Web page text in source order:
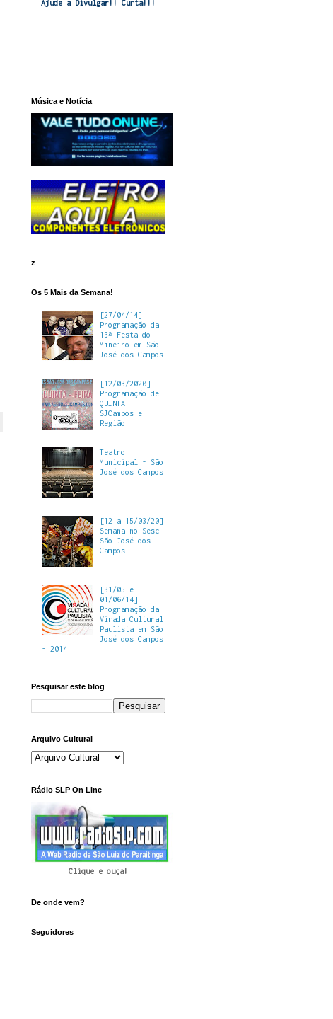
Ajude a Divulgar!! Curta!!!
Música e Notícia
z
Os 5 Mais da Semana!
[27/04/14]
Programação da
13ª Festa do
Mineiro em São
José dos Campos
[12/03/2020]
Programação de
QUINTA -
SJCampos e
Região!
Teatro
Municipal - São
José dos Campos
[12 a 15/03/20]
Semana no Sesc
São José dos
Campos
[31/05 e
01/06/14]
Programação da
Virada Cultural
Paulista em São
José dos Campos
- 2014
Pesquisar este blog
Arquivo Cultural
Rádio SLP On Line
Clique e ouça!
De onde vem?
Seguidores